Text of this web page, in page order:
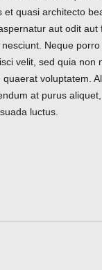
et quasi architecto
aut odit
Neque
velit, sed quia
voluptatem.
at purus
luctus.